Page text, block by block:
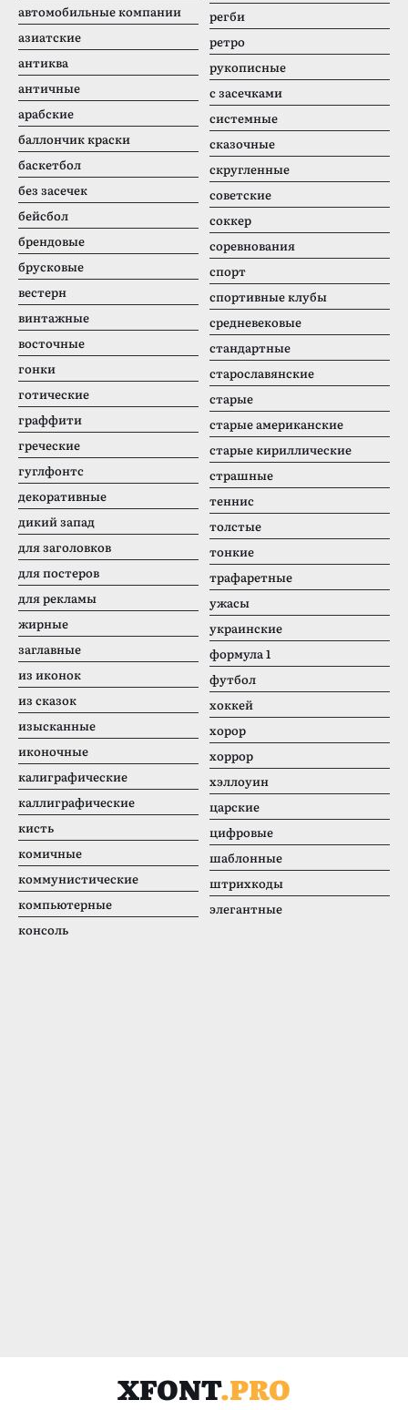
автомобильные компании
азиатские
антиква
античные
арабские
баллончик краски
баскетбол
без засечек
бейсбол
брендовые
брусковые
вестерн
винтажные
восточные
гонки
готические
граффити
греческие
гуглфонтс
декоративные
дикий запад
для заголовков
для постеров
для рекламы
жирные
заглавные
из иконок
из сказок
изысканные
иконочные
калиграфические
каллиграфические
кисть
комичные
коммунистические
компьютерные
консоль
регби
ретро
рукописные
с засечками
системные
сказочные
скругленные
советские
соккер
соревнования
спорт
спортивные клубы
средневековые
стандартные
старославянские
старые
старые американские
старые кириллические
страшные
теннис
толстые
тонкие
трафаретные
ужасы
украинские
формула 1
футбол
хоккей
хорор
хоррор
хэллоуин
царские
цифровые
шаблонные
штрихкоды
элегантные
XFONT.PRO